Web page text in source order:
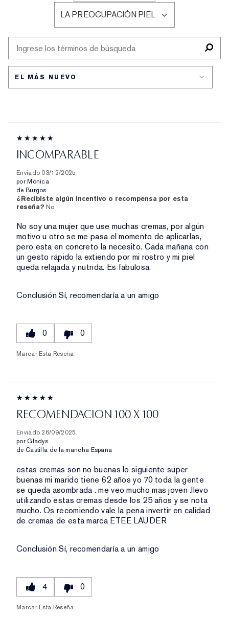
RESEÑAS
POR
TIPO
DE
PIEL
LA PREOCUPACIÓN PIEL
FILTRAR
RESEÑAS
LA
PIEL
INCOMPARABLE
Enviado 03/12/2025
por Mónica
de Burgos
¿Recibiste algún incentivo o recompensa por esta
reseña? No
No soy una mujer que use muchas cremas, por algún
motivo u otro se me pasa el momento de aplicarlas,
pero esta en concreto la necesito. Cada mañana con
un gesto rápido la extiendo por mi rostro y mi piel
queda relajada y nutrida. Es fabulosa.
ConclusiónSí, recomendaría a un amigo
0 0
Marcar Esta Reseña
RECOMENDACION 100 X 100
Enviado 26/09/2025
por Gladys
de Castilla de la mancha España
estas cremas son no buenas lo siguiente super
buenas mi marido tiene 62 años yo 70 toda la gente
se queda asombrada . me veo mucho mas joven .llevo
utilizando estas cremas desde los 25 años y se nota
mucho. Os recomiendo vale la pena invertir en calidad
de cremas de esta marca ETEE LAUDER
ConclusiónSí, recomendaría a un amigo
4 0
Marcar Esta Reseña